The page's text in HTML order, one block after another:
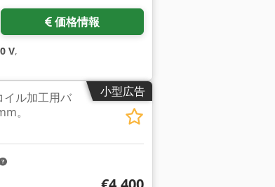
価格情報
V,
小型広告
イル加工用バ
。